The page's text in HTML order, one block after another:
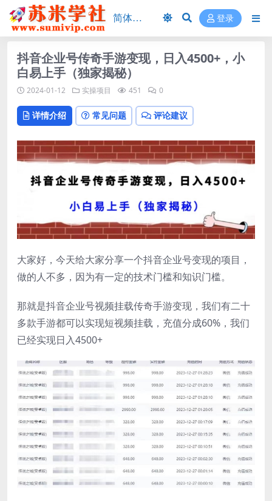
登录
抖音企业号传奇手游变现，日入4500+，小
白易上手（独家揭秘）
2024-01-12 实操项目 451 0
详情介绍 常见问题 评论建议
大家好，今天给大家分享一个抖音企业号变现的项目，
做的人不多，因为有一定的技术门槛和知识门槛。
那就是抖音企业号视频挂载传奇手游变现，我们有二十
多款手游都可以实现短视频挂载，充值分成60%，我们
已经实现日入4500+